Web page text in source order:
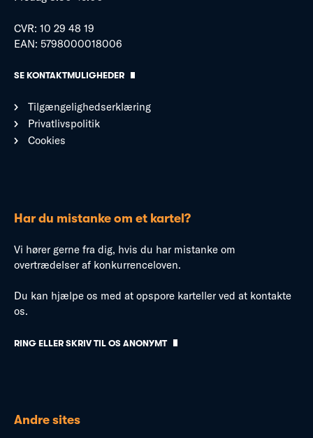
CVR: 10 29 48 19
EAN: 5798000018006
SE KONTAKTMULIGHEDER
Tilgængelighedserklæring
Privatlivspolitik
Cookies
Har du mistanke om et kartel?
Vi hører gerne fra dig, hvis du har mistanke om
overtrædelser af konkurrenceloven.
Du kan hjælpe os med at opspore karteller ved at kontakte
os.
RING ELLER SKRIV TIL OS ANONYMT
Andre sites